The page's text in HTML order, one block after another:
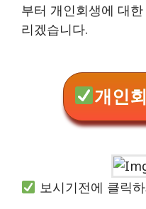
부터 개인회생에 대
리겠습니다.
개인
보시기전에 클릭